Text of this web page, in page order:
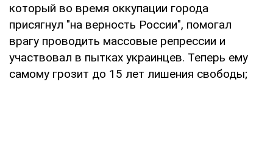
который во время оккупации города
присягнул "на верность России", помогал
врагу проводить массовые репрессии и
участвовал в пытках украинцев. Теперь ему
самому грозит до 15 лет лишения свободы;